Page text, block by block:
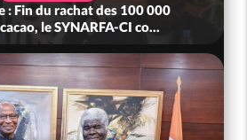
: Fin du rachat des 100 000
le SYNARFA-CI co...